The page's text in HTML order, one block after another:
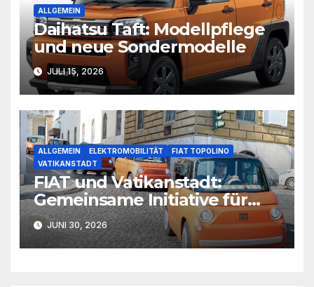
ALLGEMEIN
Daihatsu Taft: Modellpflege
und neue Sondermodelle
JULI 15, 2026
ALLGEMEIN ELEKTROMOBILITÄT
FIAT TOPOLINO
VATIKANSTADT
FIAT und Vatikanstadt:
Gemeinsame Initiative für
nachhaltige Mikromobilität
JUNI 30, 2026